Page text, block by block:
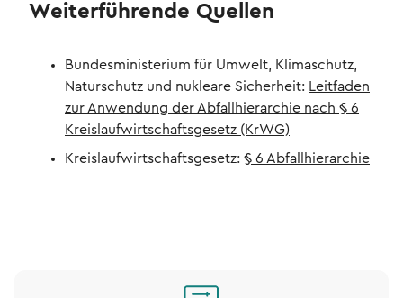
Weiterführende Quellen
Bundesministerium für Umwelt, Klimaschutz,
Naturschutz und nukleare Sicherheit: Leitfaden
zur Anwendung der Abfallhierarchie nach § 6
Kreislaufwirtschaftsgesetz (KrWG)
Kreislaufwirtschaftsgesetz: § 6 Abfallhierarchie